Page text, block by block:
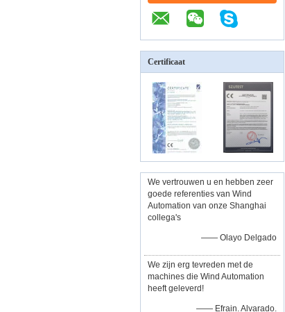
Certificaat
We vertrouwen u en hebben zeer
goede referenties van Wind
Automation van onze Shanghai
collega's
—— Olayo Delgado
We zijn erg tevreden met de
machines die Wind Automation
heeft geleverd!
—— Efrain. Alvarado.